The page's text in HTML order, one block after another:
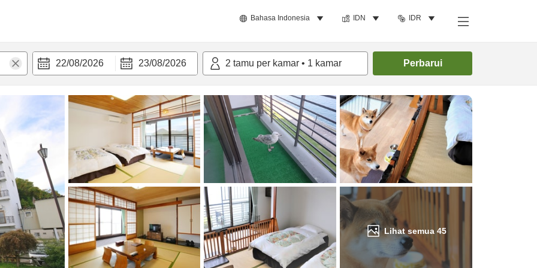
Bahasa Indonesia IDN IDR
22/08/2026 23/08/2026 2 tamu per kamar • 1 kamar Perbarui
Lihat semua 45
Cari kamar